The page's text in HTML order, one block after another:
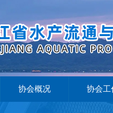
协会概况 协会工